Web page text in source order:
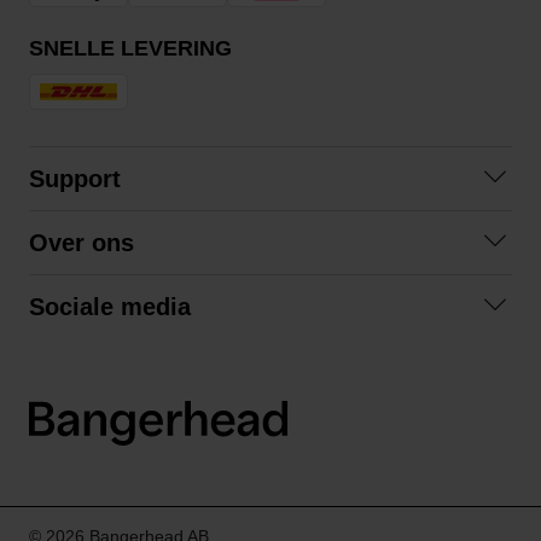
SNELLE LEVERING
Support
Algemene voorwaarden
Over ons
Sociale media
LinkedIn
© 2026 Bangerhead AB